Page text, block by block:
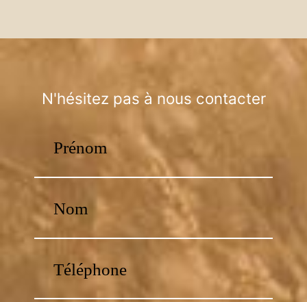
N'hésitez pas à nous contacter